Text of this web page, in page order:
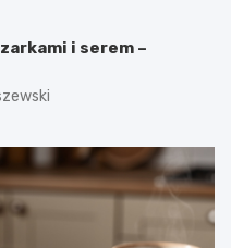
i serem –